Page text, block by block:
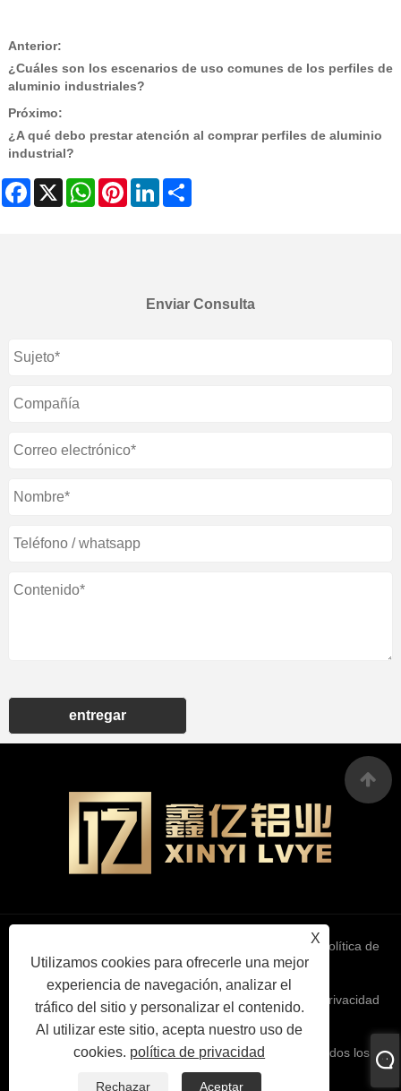
Anterior:
¿Cuáles son los escenarios de uso comunes de los perfiles de
aluminio industriales?
Próximo:
¿A qué debo prestar atención al comprar perfiles de aluminio
industrial?
Facebook
X WhatsAppPinterestLinkedIn
Enviar Consulta
entregar
X
Utilizamos cookies para ofrecerle una mejor
experiencia de navegación, analizar el
tráfico del sitio y personalizar el contenido.
Al utilizar este sitio, acepta nuestro uso de
cookies. política de privacidad
Rechazar Aceptar
política de
privacidad
Copyright © 2025 Tianjin Xinyi Aluminum Co., Ltd. Todos los
derechos reservados.